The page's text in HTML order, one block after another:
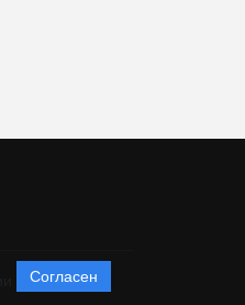
Согласен